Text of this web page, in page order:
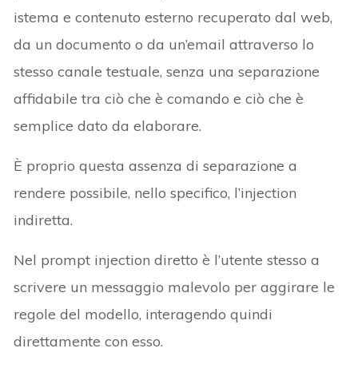
istema e contenuto esterno recuperato dal web,
da un documento o da un’email attraverso lo
stesso canale testuale, senza una separazione
affidabile tra ciò che è comando e ciò che è
semplice dato da elaborare.
È proprio questa assenza di separazione a
rendere possibile, nello specifico, l’injection
indiretta.
Nel prompt injection diretto è l’utente stesso a
scrivere un messaggio malevolo per aggirare le
regole del modello, interagendo quindi
direttamente con esso.